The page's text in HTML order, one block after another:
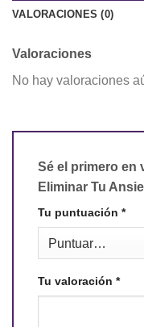
VALORACIONES (0)
Valoraciones
No hay valoraciones
Sé el primero en
Eliminar Tu
Tu puntuación *
Tu valoración *